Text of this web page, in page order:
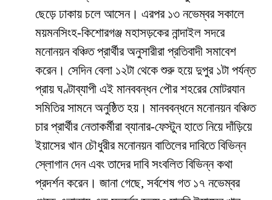
ছেড়ে ঢাকায় চলে আসেন। এরপর ১৩ নভেম্বর সকালে
ময়মনসিংহ-কিশোরগঞ্জ মহাসড়কের নান্দাইল সদরে
মনোনয়ন বঞ্চিত প্রার্থীর অনুসারীরা প্রতিবাদী সমাবেশ
করেন। সেদিন বেলা ১২টা থেকে শুরু হয়ে দুপুর ১টা পর্যন্ত
প্রায় ঘণ্টাব্যাপী এই মানববন্ধন পৌর শহরের মোটরযান
সমিতির সামনে অনুষ্ঠিত হয়। মানববন্ধনে মনোনয়ন বঞ্চিত
চার প্রার্থীর নেতাকর্মীরা ব্যানার-ফেস্টুন হাতে নিয়ে দাঁড়িয়ে
ইয়াসের খান চৌধুরীর মনোনয়ন বাতিলের দাবিতে বিভিন্ন
স্লোগান দেন এবং তাদের দাবি সংবলিত বিভিন্ন কথা
প্রদর্শন করেন। জানা গেছে, সর্বশেষ গত ১৭ নভেম্বর